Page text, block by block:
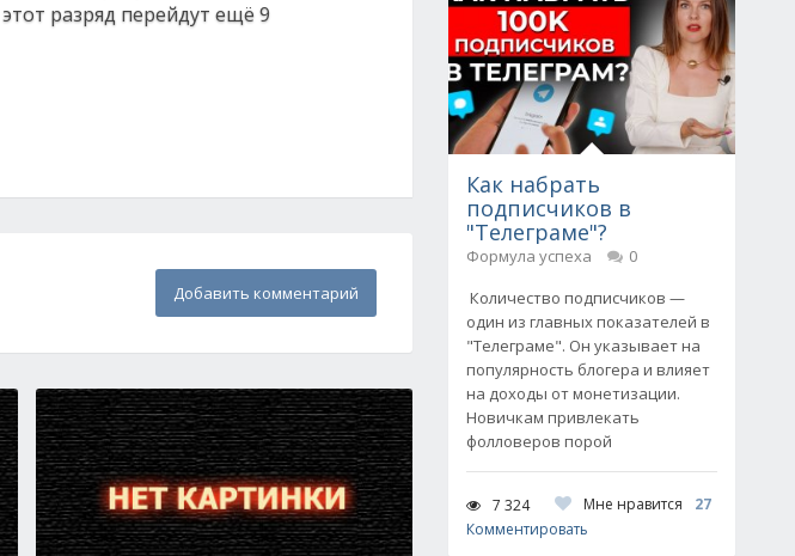
разряд перейдут ещё 9
Добавить комментарий
Как набрать
подписчиков в
"Телеграме"?
Формула успеха
0
Количество подписчиков —
один из главных показателей в
"Телеграме". Он указывает на
популярность блогера и влияет
на доходы от монетизации.
Новичкам привлекать
фолловеров порой
7 324 Мне нравится
27
Комментировать